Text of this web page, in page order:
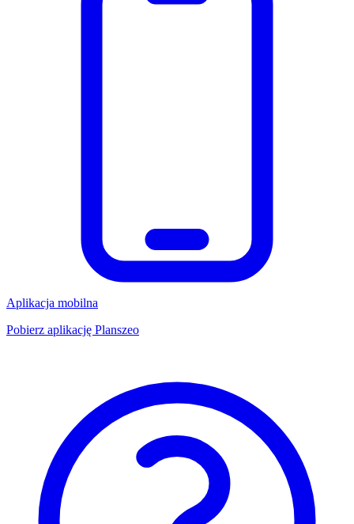
Aplikacja mobilna
Pobierz aplikację Planszeo